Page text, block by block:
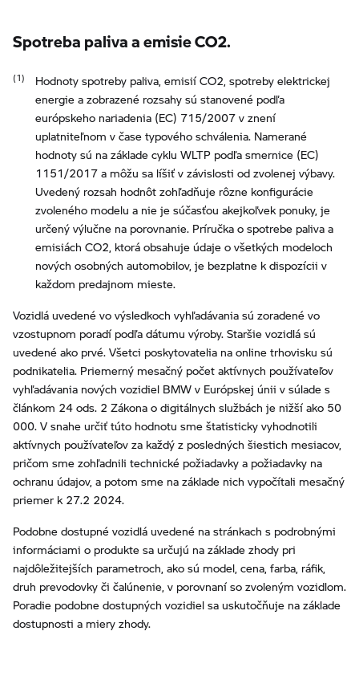
Spotreba paliva a emisie CO2.
Hodnoty spotreby paliva, emisií CO2, spotreby elektrickej
energie a zobrazené rozsahy sú stanovené podľa
európskeho nariadenia (EC) 715/2007 v znení
uplatniteľnom v čase typového schválenia. Namerané
hodnoty sú na základe cyklu WLTP podľa smernice (EC)
1151/2017 a môžu sa líšiť v závislosti od zvolenej výbavy.
Uvedený rozsah hodnôt zohľadňuje rôzne konfigurácie
zvoleného modelu a nie je súčasťou akejkoľvek ponuky, je
určený výlučne na porovnanie. Príručka o spotrebe paliva a
emisiách CO2, ktorá obsahuje údaje o všetkých modeloch
nových osobných automobilov, je bezplatne k dispozícii v
každom predajnom mieste.
Vozidlá uvedené vo výsledkoch vyhľadávania sú zoradené vo
vzostupnom poradí podľa dátumu výroby. Staršie vozidlá sú
uvedené ako prvé. Všetci poskytovatelia na online trhovisku sú
podnikatelia. Priemerný mesačný počet aktívnych používateľov
vyhľadávania nových vozidiel BMW v Európskej únii v súlade s
článkom 24 ods. 2 Zákona o digitálnych službách je nižší ako 50
000. V snahe určiť túto hodnotu sme štatisticky vyhodnotili
aktívnych používateľov za každý z posledných šiestich mesiacov,
pričom sme zohľadnili technické požiadavky a požiadavky na
ochranu údajov, a potom sme na základe nich vypočítali mesačný
priemer k 27.2 2024.
Podobne dostupné vozidlá uvedené na stránkach s podrobnými
informáciami o produkte sa určujú na základe zhody pri
najdôležitejších parametroch, ako sú model, cena, farba, ráfik,
druh prevodovky či čalúnenie, v porovnaní so zvoleným vozidlom.
Poradie podobne dostupných vozidiel sa uskutočňuje na základe
dostupnosti a miery zhody.